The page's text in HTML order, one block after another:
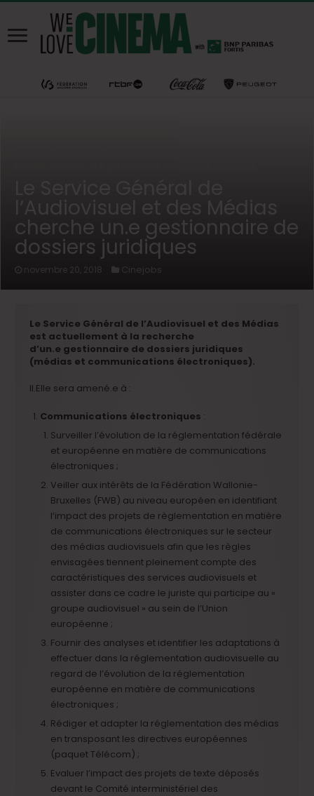
l’Audiovisuel et des Médias
cherche un.e gestionnaire de
dossiers juridiques
novembre 20, 2018 Cinejobs
Le Service Général de l’Audiovisuel et des Médias
est actuellement à la recherche
d’un.e gestionnaire de dossiers juridiques
(médias et communications électroniques).
Il.Elle sera amené.e à :
Communications électroniques :
Surveiller l’évolution de la réglementation fédérale
et européenne en matière de communications
électroniques ;
Veiller aux intérêts de la Fédération Wallonie-
Bruxelles (FWB) au niveau européen en identifiant
l’impact des projets de règlementation en matière
de communications électroniques sur le secteur
des médias audiovisuels afin que les règles
envisagées tiennent pleinement compte des
caractéristiques des services audiovisuels et
assister dans ce cadre le juriste qui participe au «
groupe audiovisuel » au sein de l’Union
européenne ;
Fournir des analyses et identifier les adaptations à
effectuer dans la réglementation audiovisuelle au
regard de l’évolution de la réglementation
européenne en matière de communications
électroniques ;
Rédiger et adapter la réglementation des médias
en transposant les directives européennes
(paquet Télécom) ;
Evaluer l’impact des projets de texte déposés
devant le Comité interministériel des